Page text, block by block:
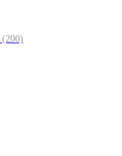
(200)